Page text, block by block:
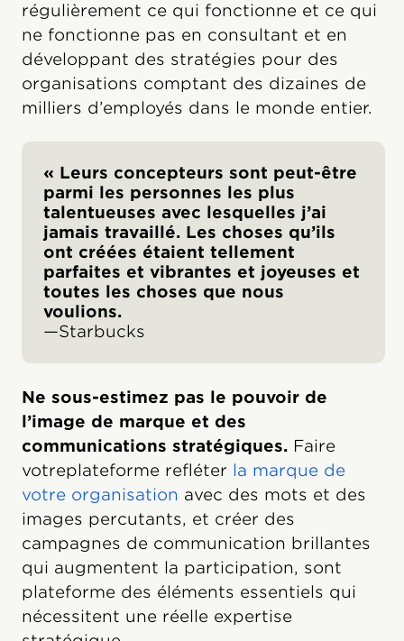
régulièrement ce qui fonctionne et ce qui
ne fonctionne pas en consultant et en
développant des stratégies pour des
organisations comptant des dizaines de
milliers d’employés dans le monde entier.
« Leurs concepteurs sont peut-être
parmi les personnes les plus
talentueuses avec lesquelles j’ai
jamais travaillé. Les choses qu’ils
ont créées étaient tellement
parfaites et vibrantes et joyeuses et
toutes les choses que nous
voulions.
—Starbucks
Ne sous-estimez pas le pouvoir de
l’image de marque et des
communications stratégiques. Faire
votreplateforme refléter la marque de
votre organisation avec des mots et des
images percutants, et créer des
campagnes de communication brillantes
qui augmentent la participation, sont
plateforme des éléments essentiels qui
nécessitent une réelle expertise